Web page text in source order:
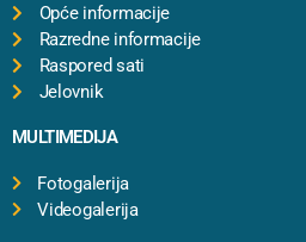
Opće informacije
Razredne informacije
Raspored sati
Jelovnik
MULTIMEDIJA
Fotogalerija
Videogalerija